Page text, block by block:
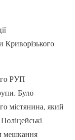
Криворізького
РУП
Було
містянина, який
мешкання